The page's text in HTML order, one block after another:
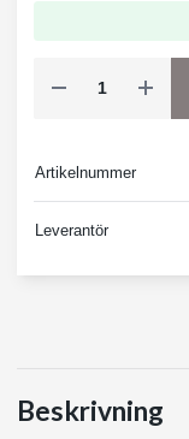
Artikelnummer
Leverantör
Beskrivning